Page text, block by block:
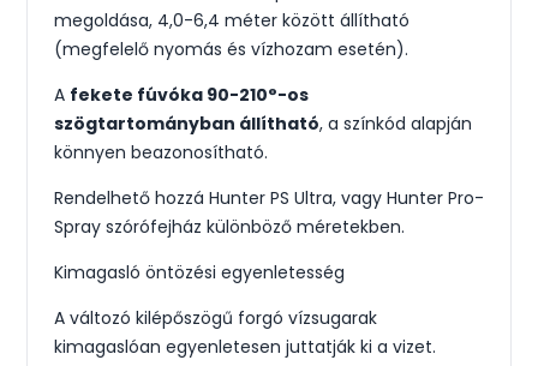
megoldása, 4,0-6,4 méter között állítható
(megfelelő nyomás és vízhozam esetén).
A fekete fúvóka 90-210°-os
szögtartományban állítható, a színkód alapján
könnyen beazonosítható.
Rendelhető hozzá Hunter PS Ultra, vagy Hunter Pro-
Spray szórófejház különböző méretekben.
Kimagasló öntözési egyenletesség
A változó kilépőszögű forgó vízsugarak
kimagaslóan egyenletesen juttatják ki a vizet.